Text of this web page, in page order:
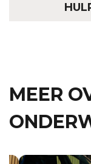
MEER